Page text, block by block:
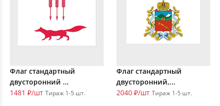
Флаг стандартный
двусторонний ...
1481 ₽/шт Тираж 1-5 шт.
Флаг стандартный
двусторонний,...
2040 ₽/шт Тираж 1-5 шт.